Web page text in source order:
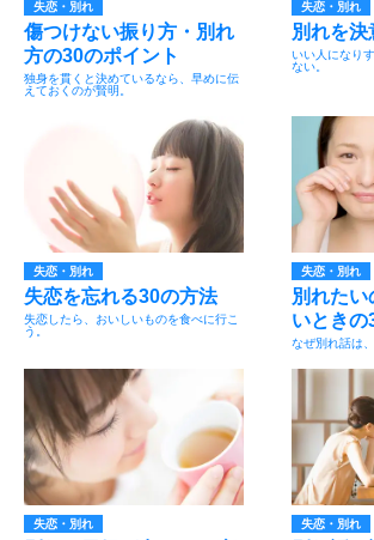
失恋・別れ
傷つけない振り方・別れ
方の30のポイント
独身を貫くと決めているなら、早めに伝
えておくのが賢明。
失恋・別れ
別れを
いい人になり
ない。
失恋・別れ
失恋を忘れる30の方法
失恋したら、おいしいものを食べに行こ
う。
失恋・別れ
別れた
いときの
なぜ別れ話は
失恋・別れ 失恋・別れ